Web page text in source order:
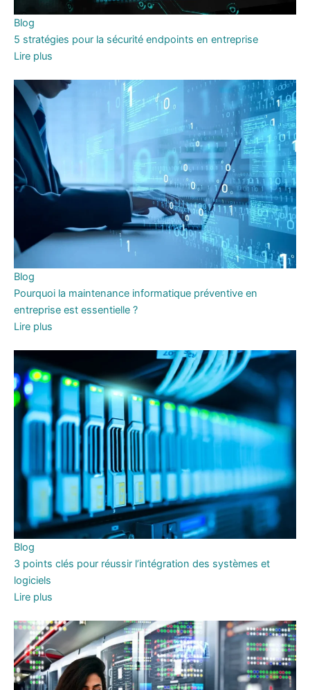
Blog
5 stratégies pour la sécurité endpoints en entreprise
Lire plus
Blog
Pourquoi la maintenance informatique préventive en
entreprise est essentielle ?
Lire plus
Blog
3 points clés pour réussir l’intégration des systèmes et
logiciels
Lire plus